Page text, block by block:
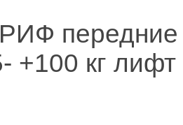
передние
+100 кг